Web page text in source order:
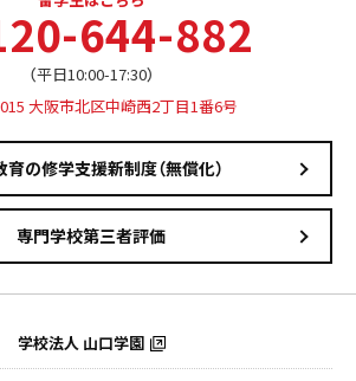
644-882
（平日10:00-17:30）
大阪市北区中崎西2丁目1番6号
育の修学支援新制度（無償化）
専門学校第三者評価
学校法人 山口学園